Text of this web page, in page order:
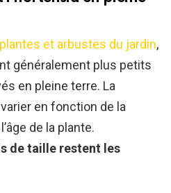
plantes et arbustes du jardin,
généralement plus petits
en pleine terre. La
en fonction de la
de la plante.
de taille restent les